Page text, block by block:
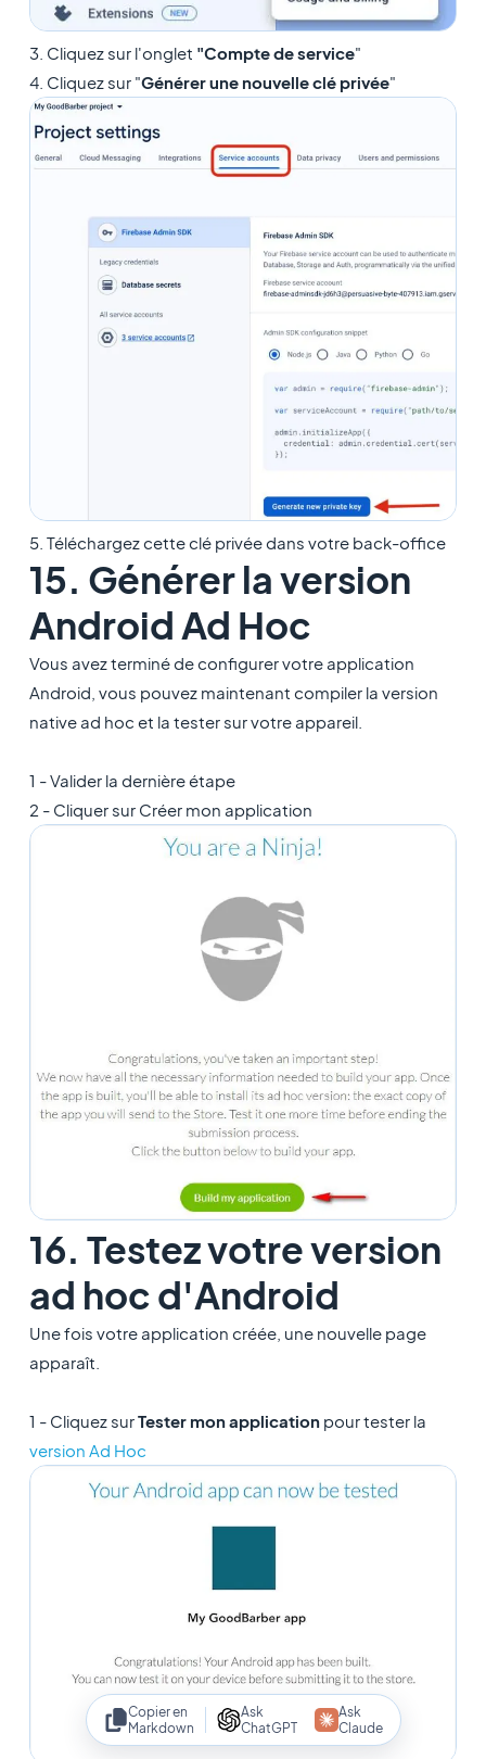
Copier en
Markdown
Ask
ChatGPT
Ask
Claude
3. Cliquez sur l'onglet "Compte de service"
4. Cliquez sur "Générer une nouvelle clé privée"
5. Téléchargez cette clé privée dans votre back-office
15. Générer la version
Android Ad Hoc
Vous avez terminé de configurer votre application
Android, vous pouvez maintenant compiler la version
native ad hoc et la tester sur votre appareil.
1 - Valider la dernière étape
2 - Cliquer sur Créer mon application
16. Testez votre version
ad hoc d'Android
Une fois votre application créée, une nouvelle page
apparaît.
1 - Cliquez surTester mon applicationpour tester la
version Ad Hoc